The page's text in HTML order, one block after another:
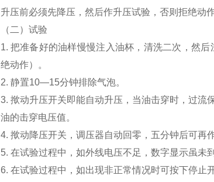
升压前必须先降压，然后作升压试验，否则拒绝动作
（二）试验
1. 把准备好的油样慢慢注入油杯，清洗二次，然
绝动作）。
2. 静置10—15分钟排除气泡。
3. 揿动升压开关即能自动升压，当油击穿时，过流
油的击穿电压值。
4. 揿动降压开关，调压器自动回零，五分钟后可再
5. 在试验过程中，如外线电压不足，数字显示虽未
6. 在试验过程中，如出现非正常情况时可按下停止